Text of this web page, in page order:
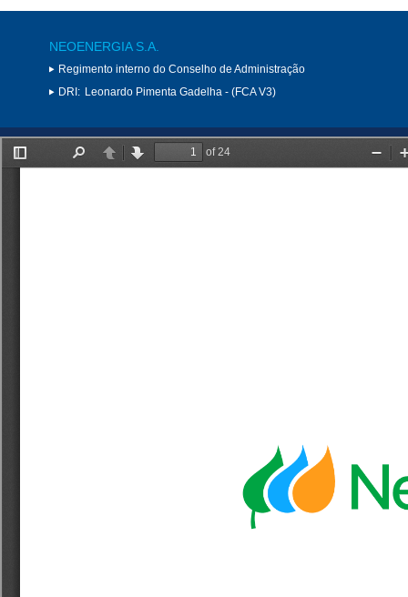
NEOENERGIA S.A.
Regimento interno do Conselho de Administração
DRI: Leonardo Pimenta Gadelha - (FCA V3)